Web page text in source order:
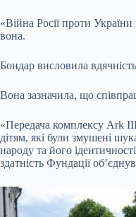
«Війна Росії проти
вона.
Бондар висловила
Вона зазначила, що
«Передача комплексу Ark
дітям, які були змушені
народу та його
здатність Фундації